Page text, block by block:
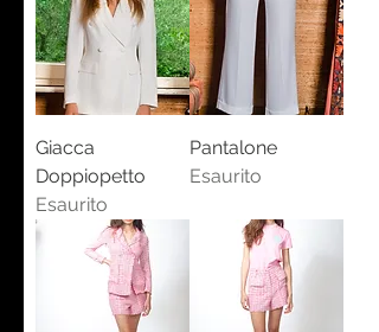
Giacca
Doppiopetto
Esaurito
Pantalone
Esaurito